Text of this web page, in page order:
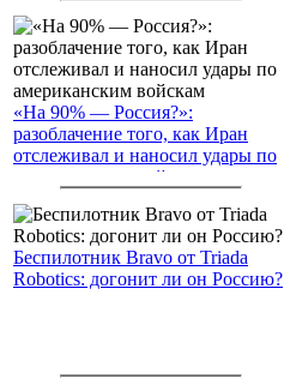
«На 90% — Россия?»:
разоблачение того, как Иран
отслеживал и наносил удары по
американским войскам
Беспилотник Bravo от Triada
Robotics: догонит ли он Россию?